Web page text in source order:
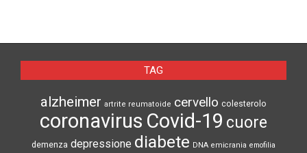
TAG
alzheimer artrite reumatoide cervello colesterolo
coronavirus Covid-19 cuore
demenza depressione diabete DNA emicrania emofilia